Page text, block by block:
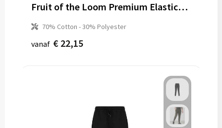
Fruit of the Loom Premium Elasticated Cuf Jogpants
70% Cotton - 30% Polyester
vanaf € 22,15